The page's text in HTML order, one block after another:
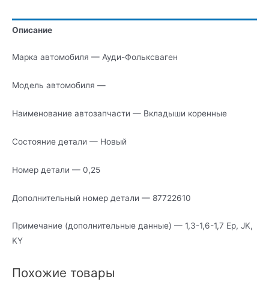
Описание
Марка автомобиля — Ауди-Фольксваген
Модель автомобиля —
Наименование автозапчасти — Вкладыши коренные
Состояние детали — Новый
Номер детали — 0,25
Дополнительный номер детали — 87722610
Примечание (дополнительные данные) — 1,3-1,6-1,7 Ep, JK,
KY
Похожие товары